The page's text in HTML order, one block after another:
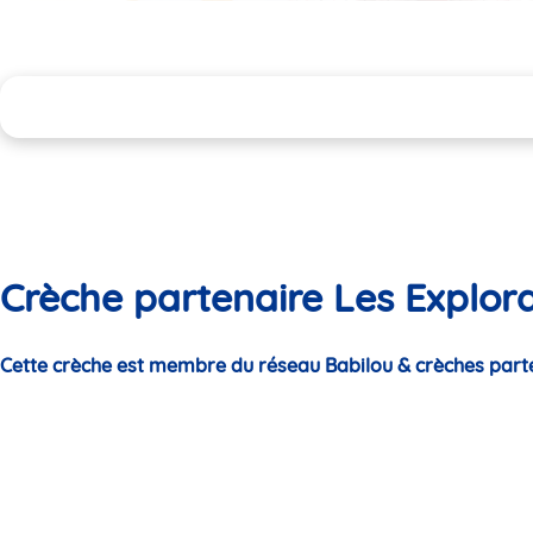
Crèche partenaire Les
Cette crèche est membre du réseau Babilou & crèches